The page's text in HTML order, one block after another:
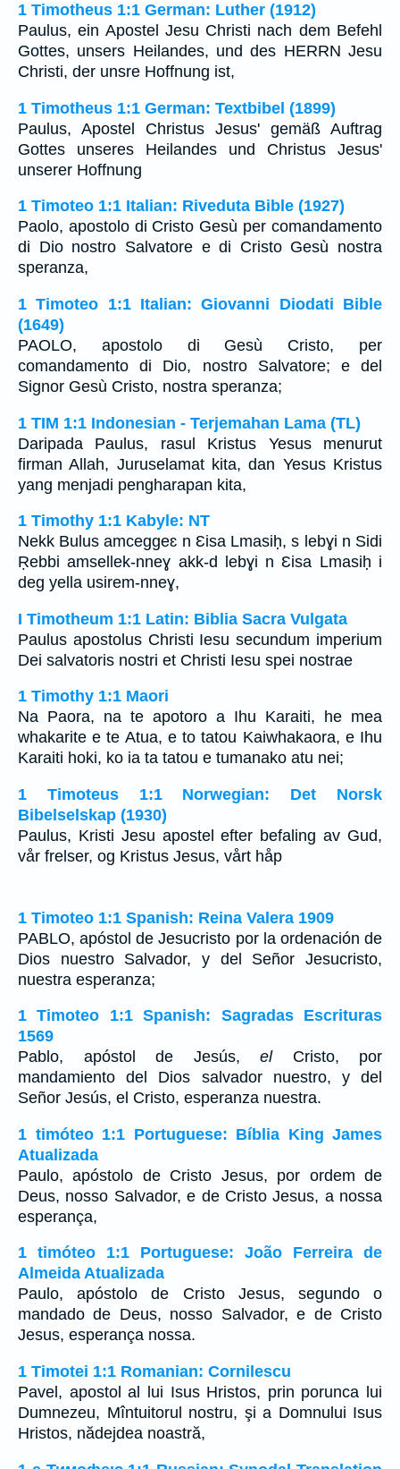
1 Timotheus 1:1 German: Luther (1912)
Paulus, ein Apostel Jesu Christi nach dem Befehl
Gottes, unsers Heilandes, und des HERRN Jesu
Christi, der unsre Hoffnung ist,
1 Timotheus 1:1 German: Textbibel (1899)
Paulus, Apostel Christus Jesus' gemäß Auftrag
Gottes unseres Heilandes und Christus Jesus'
unserer Hoffnung
1 Timoteo 1:1 Italian: Riveduta Bible (1927)
Paolo, apostolo di Cristo Gesù per comandamento
di Dio nostro Salvatore e di Cristo Gesù nostra
speranza,
1 Timoteo 1:1 Italian: Giovanni Diodati Bible
(1649)
PAOLO, apostolo di Gesù Cristo, per
comandamento di Dio, nostro Salvatore; e del
Signor Gesù Cristo, nostra speranza;
1 TIM 1:1 Indonesian - Terjemahan Lama (TL)
Daripada Paulus, rasul Kristus Yesus menurut
firman Allah, Juruselamat kita, dan Yesus Kristus
yang menjadi pengharapan kita,
1 Timothy 1:1 Kabyle: NT
Nekk Bulus amceggeɛ n Ɛisa Lmasiḥ, s lebɣi n Sidi
Ṛebbi amsellek-nneɣ akk-d lebɣi n Ɛisa Lmasiḥ i
deg yella usirem-nneɣ,
I Timotheum 1:1 Latin: Biblia Sacra Vulgata
Paulus apostolus Christi Iesu secundum imperium
Dei salvatoris nostri et Christi Iesu spei nostrae
1 Timothy 1:1 Maori
Na Paora, na te apotoro a Ihu Karaiti, he mea
whakarite e te Atua, e to tatou Kaiwhakaora, e Ihu
Karaiti hoki, ko ia ta tatou e tumanako atu nei;
1 Timoteus 1:1 Norwegian: Det Norsk
Bibelselskap (1930)
Paulus, Kristi Jesu apostel efter befaling av Gud,
vår frelser, og Kristus Jesus, vårt håp
1 Timoteo 1:1 Spanish: Reina Valera 1909
PABLO, apóstol de Jesucristo por la ordenación de
Dios nuestro Salvador, y del Señor Jesucristo,
nuestra esperanza;
1 Timoteo 1:1 Spanish: Sagradas Escrituras
1569
Pablo, apóstol de Jesús, elCristo, por
mandamiento del Dios salvador nuestro, y del
Señor Jesús, el Cristo, esperanza nuestra.
1 timóteo 1:1 Portuguese: Bíblia King James
Atualizada
Paulo, apóstolo de Cristo Jesus, por ordem de
Deus, nosso Salvador, e de Cristo Jesus, a nossa
esperança,
1 timóteo 1:1 Portuguese: João Ferreira de
Almeida Atualizada
Paulo, apóstolo de Cristo Jesus, segundo o
mandado de Deus, nosso Salvador, e de Cristo
Jesus, esperança nossa.
1 Timotei 1:1 Romanian: Cornilescu
Pavel, apostol al lui Isus Hristos, prin porunca lui
Dumnezeu, Mîntuitorul nostru, şi a Domnului Isus
Hristos, nădejdea noastră,